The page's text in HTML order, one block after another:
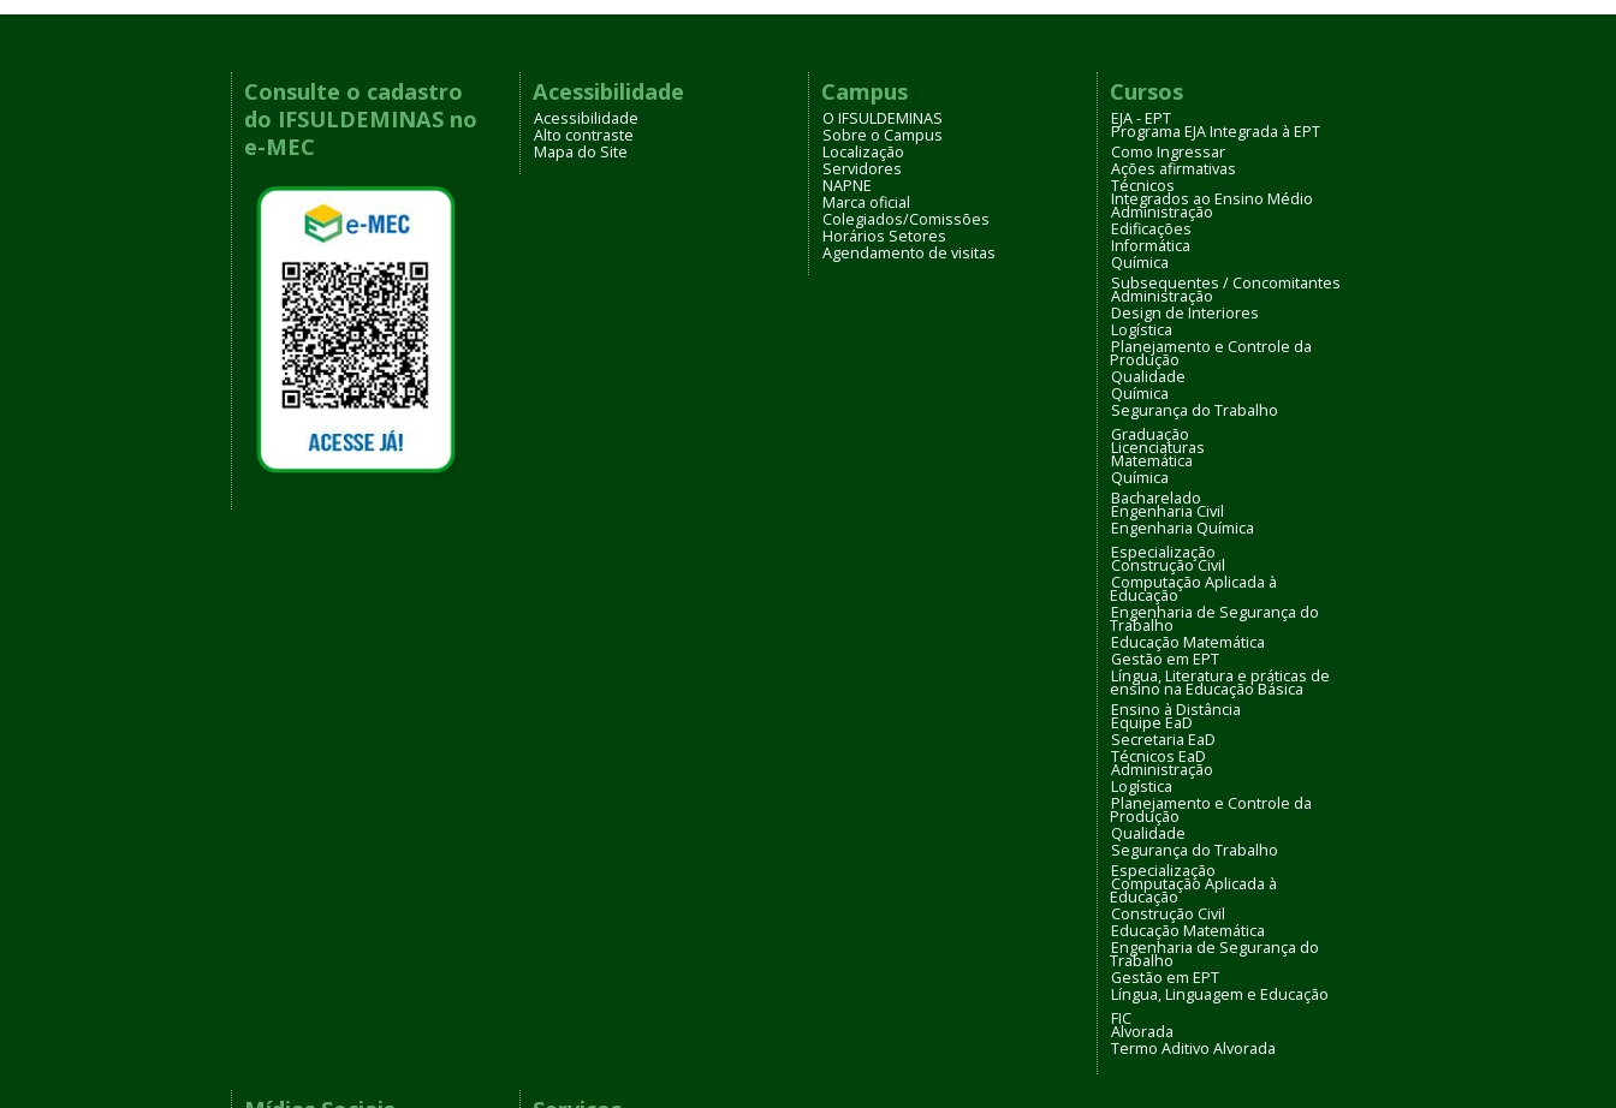
Consulte o cadastro
do IFSULDEMINAS no
e-MEC
Acessibilidade
Acessibilidade
Alto contraste
Mapa do Site
Campus
O IFSULDEMINAS
Sobre o Campus
Localização
Servidores
NAPNE
Marca oficial
Colegiados/Comissões
Horários Setores
Agendamento de visitas
Cursos
EJA - EPT
Programa EJA Integrada à EPT
Como Ingressar
Ações afirmativas
Técnicos
Integrados ao Ensino Médio
Administração
Edificações
Informática
Química
Subsequentes / Concomitantes
Administração
Design de Interiores
Logística
Planejamento e Controle da
Produção
Qualidade
Química
Segurança do Trabalho
Graduação
Licenciaturas
Matemática
Química
Bacharelado
Engenharia Civil
Engenharia Química
Especialização
Construção Civil
Computação Aplicada à
Educação
Engenharia de Segurança do
Trabalho
Educação Matemática
Gestão em EPT
Língua, Literatura e práticas de
ensino na Educação Básica
Ensino à Distância
Equipe EaD
Secretaria EaD
Técnicos EaD
Administração
Logística
Planejamento e Controle da
Produção
Qualidade
Segurança do Trabalho
Especialização
Computação Aplicada à
Educação
Construção Civil
Educação Matemática
Engenharia de Segurança do
Trabalho
Gestão em EPT
Língua, Linguagem e Educação
FIC
Alvorada
Termo Aditivo Alvorada